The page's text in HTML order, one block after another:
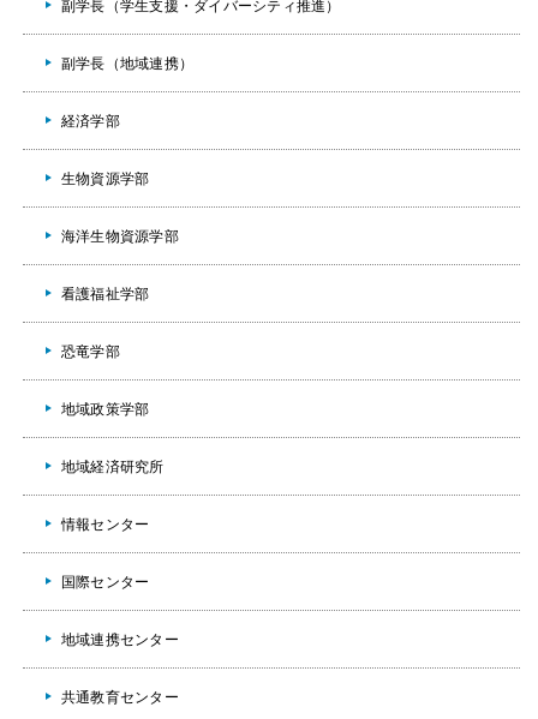
副学長（学生支援・ダイバーシティ推進）
副学長（地域連携）
経済学部
生物資源学部
海洋生物資源学部
看護福祉学部
恐竜学部
地域政策学部
地域経済研究所
情報センター
国際センター
地域連携センター
共通教育センター